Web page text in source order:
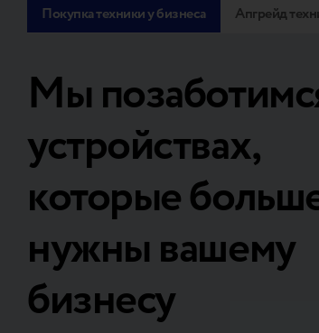
Покупка техники у бизнеса Апгрейд
Мы
устройствах,
которые
нужны вашему
бизнесу